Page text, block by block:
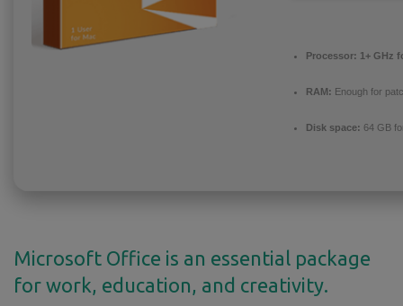
Processor: 1+ GHz
RAM: Enough for
Disk space: 64 GB
Microsoft Office is an essential package
for work, education, and creativity.